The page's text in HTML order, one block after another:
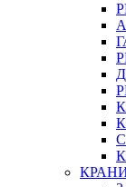
ЧЕРВ`ЯЧНІ
ПРУЖИННІ
НЕЙЛОНОВІ